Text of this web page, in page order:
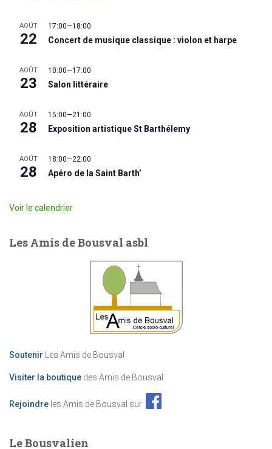
AOÛT
22
17:00—18:00
Concert de musique classique : violon et harpe
AOÛT
23
10:00—17:00
Salon littéraire
AOÛT
28
15:00—21:00
Exposition artistique St Barthélemy
AOÛT
28
18:00—22:00
Apéro de la Saint Barth’
Voir le calendrier
Les Amis de Bousval asbl
Soutenir Les Amis de Bousval
Visiter la boutique des Amis de Bousval
Rejoindre les Amis de Bousval sur
Le Bousvalien